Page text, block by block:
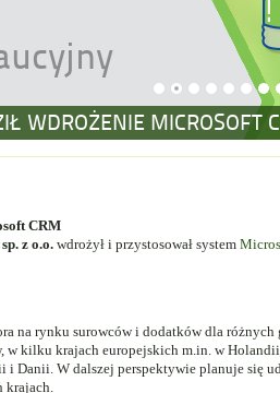
WDROŻENIE MICROSOFT
CRM
z o.o.wdrożył i przystosował system
na rynku surowców i dodatków dla różnych
kilku krajach europejskich m.in. w
Danii. W dalszej perspektywie planuje się
krajach.